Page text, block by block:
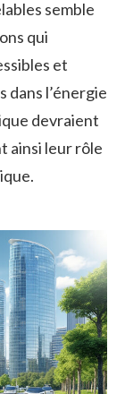
semble
qui
et
dans l’énergie
devraient
ainsi leur rôle